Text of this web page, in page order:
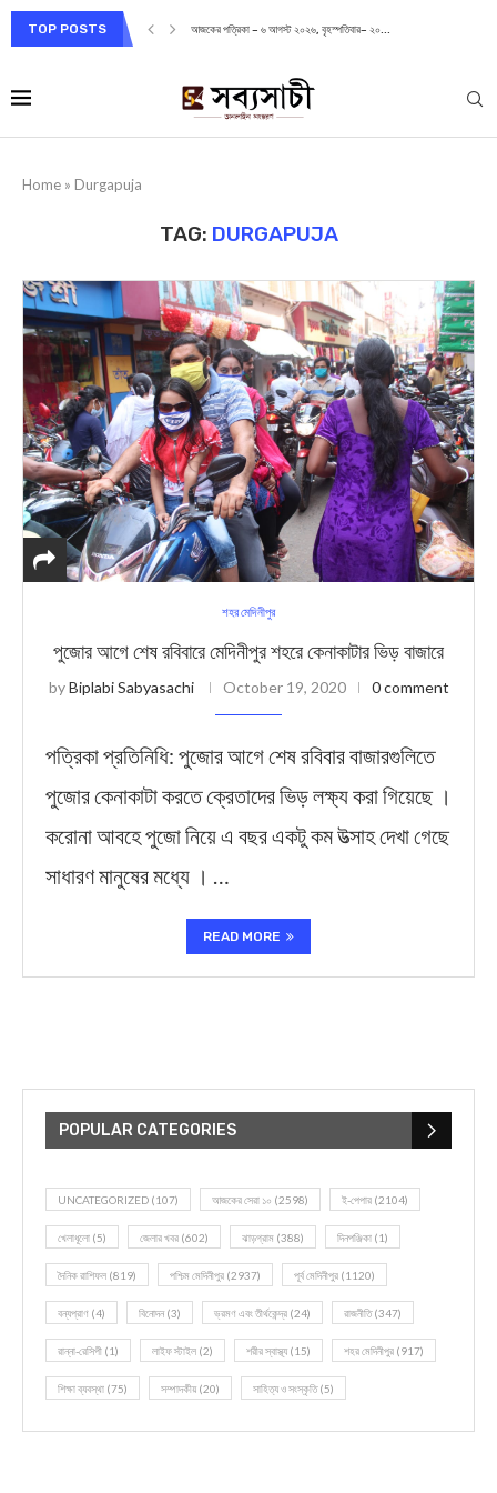
TOP POSTS আজকের পত্রিকা – ৬ আগস্ট ২০২৬, বৃহস্পতিবার– ২০...
Home » Durgapuja
TAG: DURGAPUJA
শহর মেদিনীপুর
পুজোর আগে শেষ রবিবারে মেদিনীপুর শহরে কেনাকাটার ভিড় বাজারে
byBiplabi Sabyasachi October 19, 2020 0 comment
পত্রিকা প্রতিনিধি: পুজোর আগে শেষ রবিবার বাজারগুলিতে
পুজোর কেনাকাটা করতে ক্রেতাদের ভিড় লক্ষ্য করা গিয়েছে ।
করোনা আবহে পুজো নিয়ে এ বছর একটু কম উত্সাহ দেখা গেছে
সাধারণ মানুষের মধ্যে । …
READ MORE
POPULAR CATEGORIES
UNCATEGORIZED (107) আজকের সেরা ১০ (2598) ই-পেপার (2104)
খেলাধূলো (5) জেলার খবর (602) ঝাড়গ্রাম (388) দিনপঞ্জিকা (1)
দৈনিক রাশিফল (819) পশ্চিম মেদিনীপুর (2937) পূর্ব মেদিনীপুর (1120)
বন্যপ্রাণ (4) বিনোদন(3) ভ্রমণ এবং তীর্থকেন্দ্র (24) রাজনীতি(347)
রান্না-রেসিপী (1) লাইফ স্টাইল (2) শরীর স্বাস্থ্য (15) শহর মেদিনীপুর (917)
শিক্ষা ব্যবস্থা (75) সম্পাদকীয় (20) সাহিত্য ও সংস্কৃতি(5)